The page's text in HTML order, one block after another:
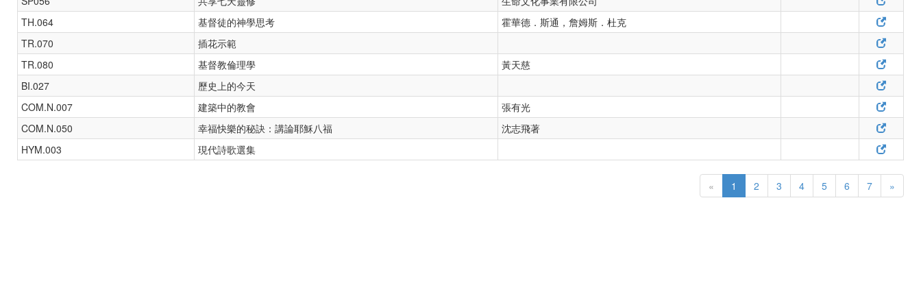
TH.064
基督徒的神學思考
霍華德．斯通，詹姆斯．杜克
TR.070
插花示範
TR.080
基督教倫理學
黃天慈
BI.027
歷史上的今天
COM.N.007
建築中的教會
張有光
COM.N.050
幸福快樂的秘訣：講論耶穌八福
沈志飛著
HYM.003
現代詩歌選集
« 1 2 3 4 5 6 7 »